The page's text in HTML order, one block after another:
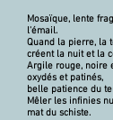
Mosaïque, lente
l'émail.
Quand la pierre, la
créent la nuit et la
Argile rouge, noire
oxydés et patinés,
belle patience du
Mêler les infinies
mat du schiste.